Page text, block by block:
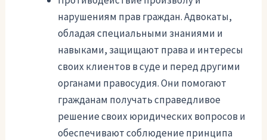
нарушениям прав граждан. Адвокаты,
обладая специальными знаниями и
навыками, защищают права и интересы
своих клиентов в суде и перед другими
органами правосудия. Они помогают
гражданам получать справедливое
решение своих юридических вопросов и
обеспечивают соблюдение принципа